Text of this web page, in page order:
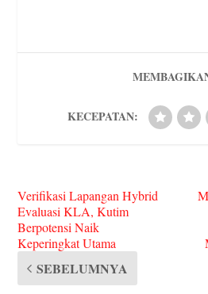
s
KECEPATAN:
Verifikasi Lapangan Hybrid
Evaluasi KLA, Kutim
Berpotensi Naik
Keperingkat Utama
SEBELUMNYA